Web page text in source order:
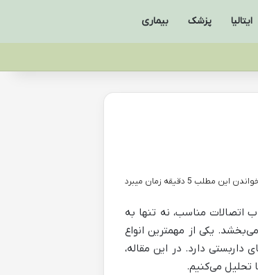
ایتالیا پزشک بیماری
این مطلب 5 دقیقه زمان میبرد
اتصالات مناسب، نه تنها به
یکی از مهمترین انواع
دارد. در این مقاله،
تحلیل می‌کنیم.